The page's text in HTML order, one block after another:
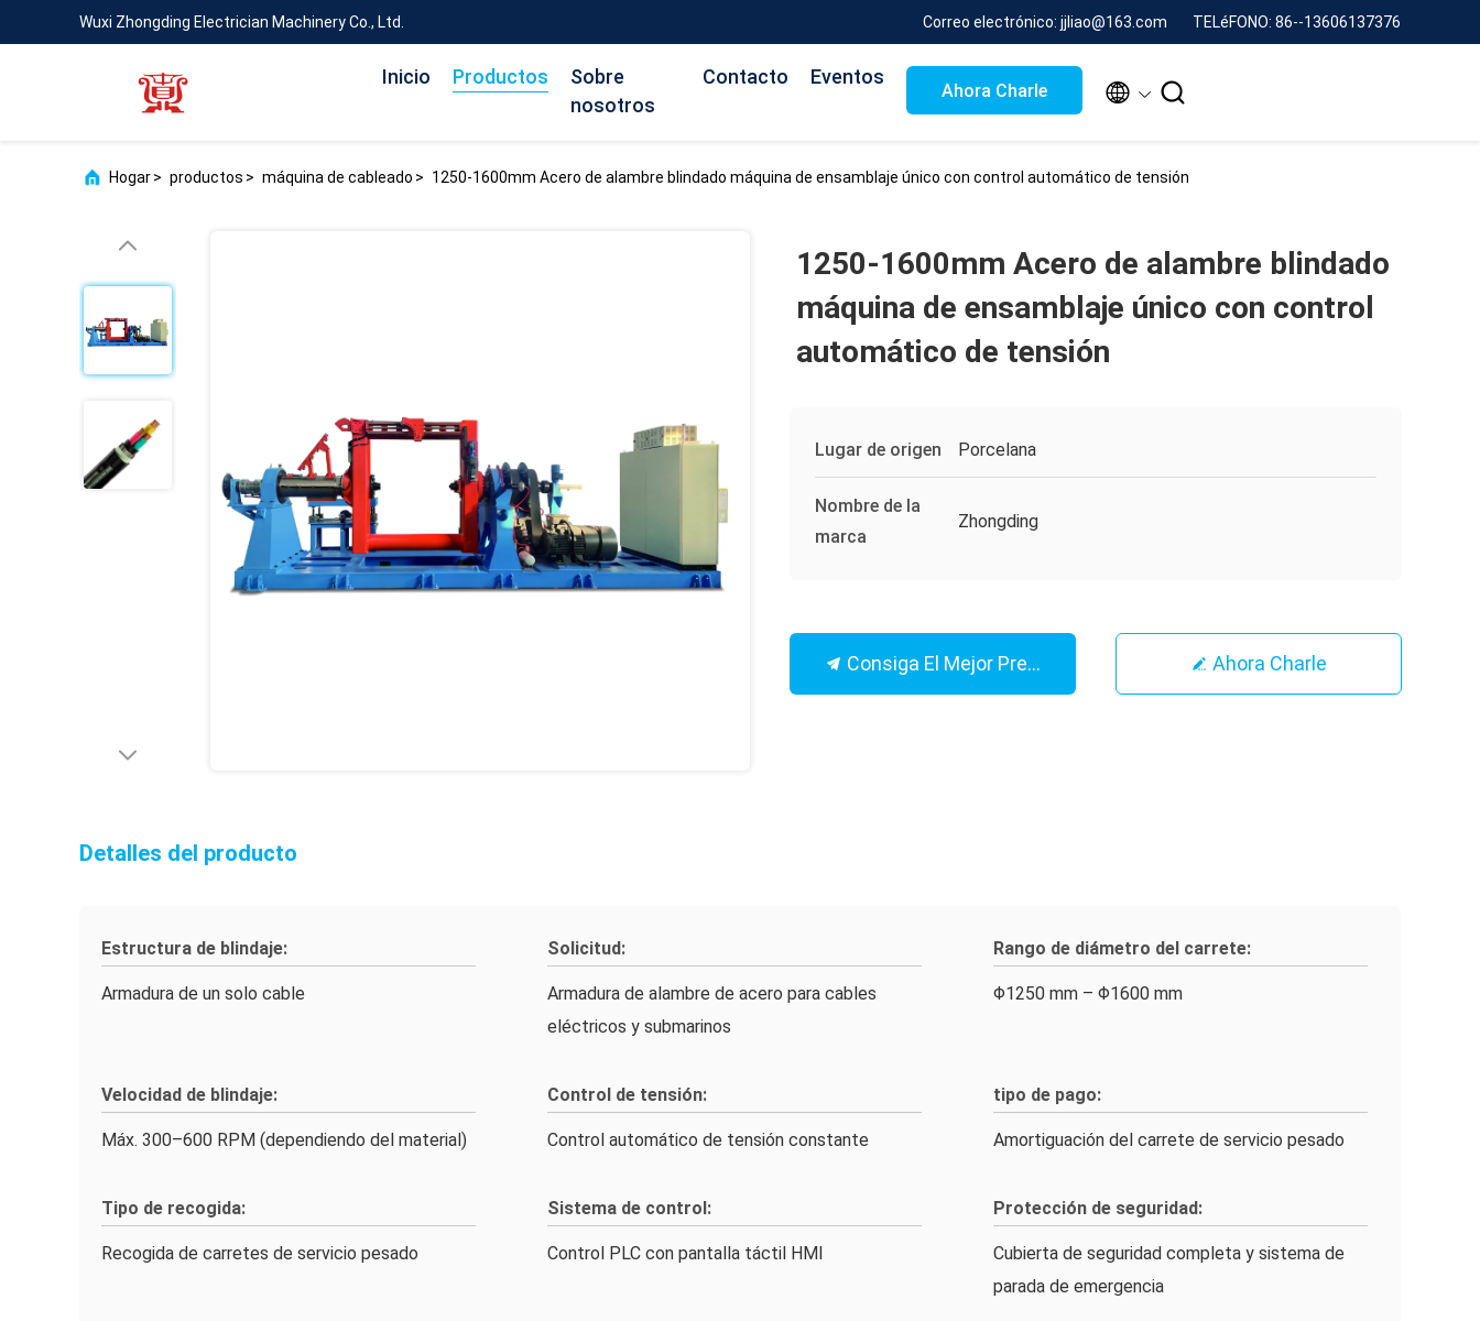
Wuxi Zhongding Electrician Machinery Co., Ltd. Correo electrónico: jjliao@163.com TELéFONO: 86--13606137376
Inicio Productos
Sobre
nosotros
Contacto Eventos
Ahora Charle  
Hogar> productos > máquina de cableado > 1250-1600mm Acero de alambre blindado máquina de ensamblaje único con control automático de tensión
1250-1600mm Acero de alambre blindado
máquina de ensamblaje único con control
automático de tensión
Lugar de origen Porcelana
Nombre de la
marca
Zhongding
Consiga El Mejor Precio Ahora Charle
Detalles del producto
Estructura de blindaje:
Armadura de un solo cable
Solicitud:
Armadura de alambre de acero para cables
eléctricos y submarinos
Rango de diámetro del carrete:
Φ1250 mm – Φ1600 mm
Velocidad de blindaje:
Máx. 300–600 RPM (dependiendo del material)
Control de tensión:
Control automático de tensión constante
tipo de pago:
Amortiguación del carrete de servicio pesado
Tipo de recogida:
Recogida de carretes de servicio pesado
Sistema de control:
Control PLC con pantalla táctil HMI
Protección de seguridad:
Cubierta de seguridad completa y sistema de
parada de emergencia